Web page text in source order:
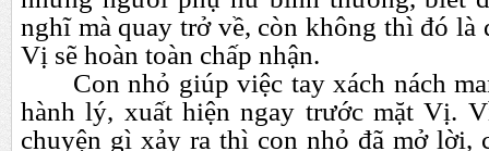
nghĩ mà quay trở về, còn không thì đó là
Vị sẽ hoàn toàn chấp nhận.
Con nhỏ giúp việc tay xách nách
hành lý, xuất hiện ngay trước mặt Vị.
chuyện gì xảy ra thì con nhỏ đã mở lời,